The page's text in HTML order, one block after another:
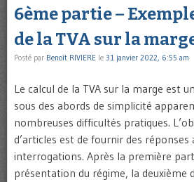
6ème partie –
de la TVA sur la
Posté par Benoît RIVIERE le 31 janvier 2022, 6:55 am
Le calcul de la TVA sur la marge est
sous des abords de simplicité
nombreuses difficultés pratiques.
d’articles est de fournir des réponses
interrogations. Après la première
présentation du régime, la deuxième